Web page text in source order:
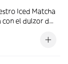
Iced Matcha
el dulzor de